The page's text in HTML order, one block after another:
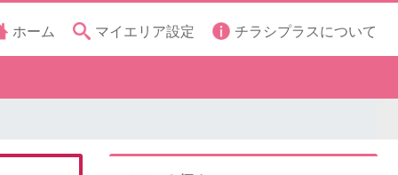
ホーム マイエリア設定 チラシプラスについて